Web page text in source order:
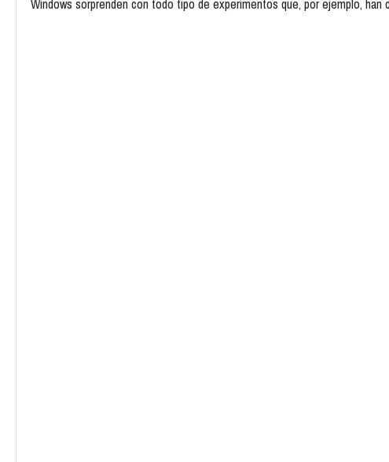
Windows sorprenden con todo tipo de experimentos que, por ejemplo, han